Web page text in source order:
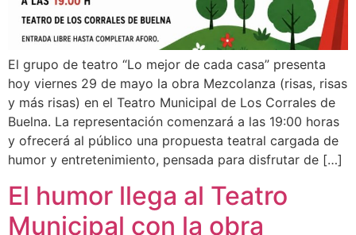
El grupo de teatro “Lo mejor de cada casa” presenta
hoy viernes 29 de mayo la obra Mezcolanza (risas, risas
y más risas) en el Teatro Municipal de Los Corrales de
Buelna. La representación comenzará a las 19:00 horas
y ofrecerá al público una propuesta teatral cargada de
humor y entretenimiento, pensada para disfrutar de […]
El humor llega al Teatro
Municipal con la obra